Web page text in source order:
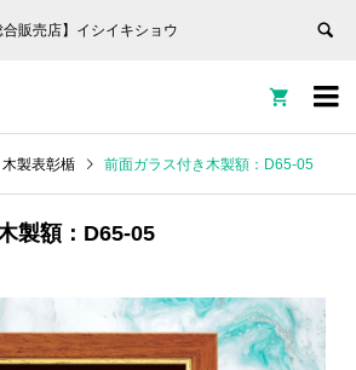
販売店】イシイキショウ


木製表彰楯 前面ガラス付き木製額：D65-05
製額：D65-05